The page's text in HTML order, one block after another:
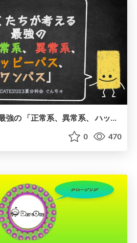
ぼくたちが考える最強の 「正常系、異常系、 ハッピーパス、ワンパス」分科会ワーク前
0 470